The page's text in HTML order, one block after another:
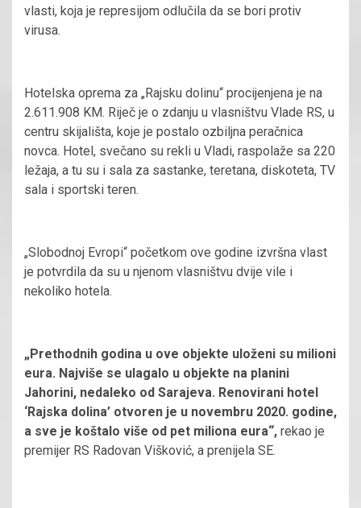
vlasti, koja je represijom odlučila da se bori protiv
virusa.
Hotelska oprema za „Rajsku dolinu“ procijenjena je na
2.611.908 KM. Riječ je o zdanju u vlasništvu Vlade RS, u
centru skijališta, koje je postalo ozbiljna peračnica
novca. Hotel, svečano su rekli u Vladi, raspolaže sa 220
ležaja, a tu su i sala za sastanke, teretana, diskoteta, TV
sala i sportski teren.
„Slobodnoj Evropi“ početkom ove godine izvršna vlast
je potvrdila da su u njenom vlasništvu dvije vile i
nekoliko hotela.
„Prethodnih godina u ove objekte uloženi su milioni
eura. Najviše se ulagalo u objekte na planini
Jahorini, nedaleko od Sarajeva. Renovirani hotel
‘Rajska dolina’ otvoren je u novembru 2020. godine,
a sve je koštalo više od pet miliona eura“, rekao je
premijer RS Radovan Višković, a prenijela SE.